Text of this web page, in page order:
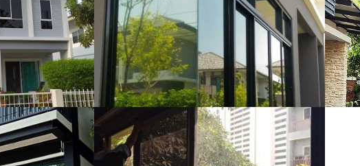
(TGR60G)
ย,ฟิล์มปรอท ,
Izy-Kool ปรอทเขียว60 (TGN60G)
Izy-Kool,ฟิล์มบ้านพักอาศัย,ฟิล์มหลังคาสกา
ยไลท์,ฟิล์มปรอท , 6414 ผู้ชม
(SBK80)